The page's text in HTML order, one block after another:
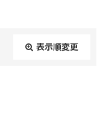
表示順変更